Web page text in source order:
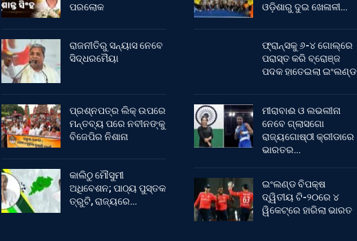
ପରଲୋକ
ରାଜନୀତିରୁ ସନ୍ୟାସ ନେବେ
ସିଦ୍ଧରମୈୟା
ପ୍ରଶ୍ନପତ୍ର ଲିକ୍ ଉପରେ
ମନ୍ତବ୍ୟ ପରେ ନବୀନଙ୍କୁ
ବିଜେପିର ନିଶାନା
କାଲିଠୁ ମୌସୁମୀ
ଅଧିବେଶନ; ପାଠ୍ୟ ପୁସ୍ତକ
ତ୍ରୁଟି, ରାଜ୍ୟରେ…
ଓଡ଼ିଶାରୁ ଦୁଇ ଖେଳାଳୀ…
ଫ୍ରାନ୍ସକୁ ୬-୪ ଗୋଲ୍‌ରେ
ପରାସ୍ତ କରି ବ୍ରୋଞ୍ଜ
ପଦକ ହାତେଇଲା ଇଂଲଣ୍ଡ
ମୀରାବାଈ ଓ ଲଭଲୀନା
ନେବେ ଗ୍ଲାସଗୋ
ରାଜ୍ୟଗୋଷ୍ଠୀ କ୍ରୀଡାରେ
ଭାରତର…
ଇଂଲଣ୍ଡ ବିପକ୍ଷ
ଦ୍ୱିତୀୟ ଟି-୨୦ରେ ୪
ୱିକେଟ୍‌ରେ ହାରିଲା ଭାରତ